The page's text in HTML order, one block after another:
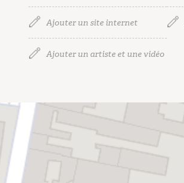
Ajouter un site internet
Ajouter un artiste et une vidéo